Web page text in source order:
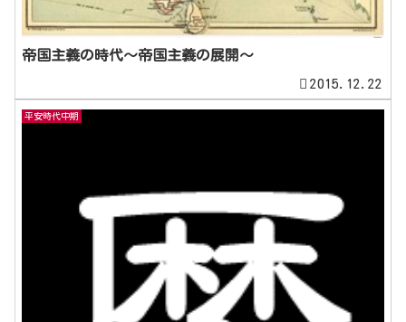
帝国主義の時代～帝国主義の展開～
2015.12.22
平安時代中期